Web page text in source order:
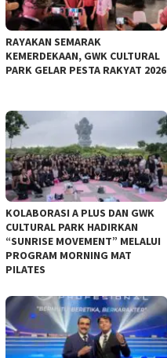
RAYAKAN SEMARAK
KEMERDEKAAN, GWK CULTURAL
PARK GELAR PESTA RAKYAT 2026
KOLABORASI A PLUS DAN GWK
CULTURAL PARK HADIRKAN
“SUNRISE MOVEMENT” MELALUI
PROGRAM MORNING MAT
PILATES